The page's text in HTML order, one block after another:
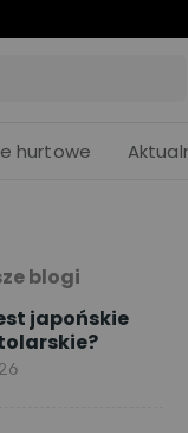
hurtowe
blogi
japońskie